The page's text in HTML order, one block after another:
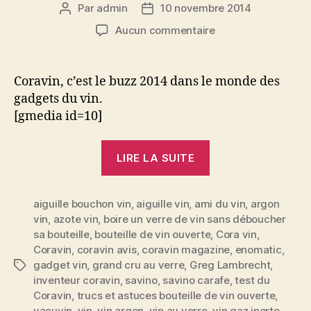
Auteur
l’article
Par admin
Date10 novembre 2014
Aucun commentairesur
Coravin,
verre
vin
sans
déboucher
sa
bouteille
Coravin, c’est le buzz 2014 dans le monde des
gadgets du vin.
[gmedia id=10]
LIRE LA SUITE
le
gadget
qui
permet
de
boire
Étiquettes
aiguille bouchon vin, aiguille vin, ami du vin, argon
vin, azote vin, boire un verre de vin sans déboucher
sa bouteille, bouteille de vin ouverte, Cora vin,
Coravin, coravin avis, coravin magazine, enomatic,
gadget vin, grand cru au verre, Greg Lambrecht,
inventeur coravin, savino, savino carafe,test du
Coravin, trucs et astuces bouteille de vin ouverte,